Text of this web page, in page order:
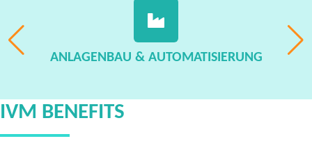
ANLAGENBAU & AUTOMATISIERUNG
IVM BENEFITS